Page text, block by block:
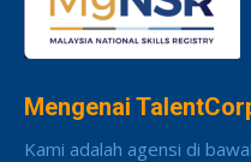
Mengenai
Kami adalah agensi di